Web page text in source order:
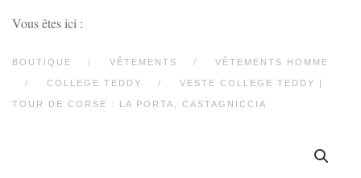
Vous êtes ici :
BOUTIQUE VÊTEMENTS VÊTEMENTS HOMME
COLLEGE TEDDY VESTE COLLEGE TEDDY |
TOUR DE CORSE : LA PORTA, CASTAGNICCIA